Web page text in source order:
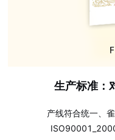
生产标准：
产线符合统一、